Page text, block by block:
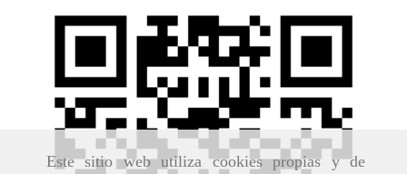
Este sitio web utiliza cookies propias y de